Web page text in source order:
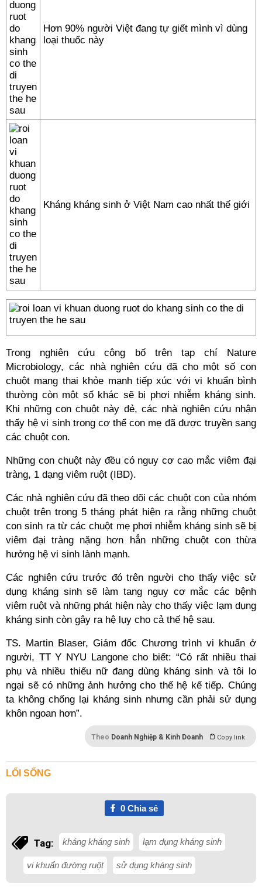
Hơn 90% người Việt đang tự giết mình vì dùng
loại thuốc này
Kháng kháng sinh ở Việt Nam cao nhất thế giới
Trong nghiên cứu công bố trên tạp chí Nature
Microbiology, các nhà nghiên cứu đã cho một số con
chuột mang thai khỏe mạnh tiếp xúc với vi khuẩn bình
thường còn một số khác sẽ bị phơi nhiễm kháng sinh.
Khi những con chuột này đẻ, các nhà nghiên cứu nhận
thấy hệ vi sinh trong cơ thể con mẹ đã được truyền sang
các chuột con.
Những con chuột này đều có nguy cơ cao mắc viêm đại
tràng, 1 dạng viêm ruột (IBD).
Các nhà nghiên cứu đã theo dõi các chuột con của nhóm
chuột trên trong 5 tháng phát hiện ra rằng những chuột
con sinh ra từ các chuột mẹ phơi nhiễm kháng sinh sẽ bị
viêm đại tràng nặng hơn hẳn những chuột con thừa
hưởng hệ vi sinh lành mạnh.
Các nghiên cứu trước đó trên người cho thấy việc sử
dụng kháng sinh sẽ làm tang nguy cơ mắc các bệnh
viêm ruột và những phát hiện này cho thấy việc lạm dụng
kháng sinh còn gây ra hệ lụy cho cả thế hệ sau.
TS. Martin Blaser, Giám đốc Chương trình vi khuẩn ở
người, TT Y NYU Langone cho biết: “Có rất nhiều thai
phụ và nhiều thiếu nữ đang dùng kháng sinh và tôi lo
ngại sẽ có những ảnh hưởng cho thế hệ kế tiếp. Chúng
ta không chống lại kháng sinh nhưng cần phải sử dụng
khôn ngoan hơn”.
Theo Doanh Nghiệp & Kinh Doanh Copy link
LỐI SỐNG
0Chia sẻ
Tag: kháng kháng sinh lạm dụng kháng sinh
vi khuẩn đường ruột sử dụng kháng sinh